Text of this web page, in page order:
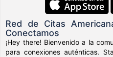
Red de Citas
Conectamos
¡Hey there! Bienvenido a la
para conexiones auténticas.